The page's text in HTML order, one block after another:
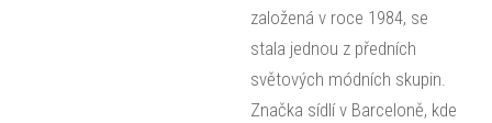
založená v roce 1984, se
stala jednou z předních
světových módních skupin.
Značka sídlí v Barceloně, kde